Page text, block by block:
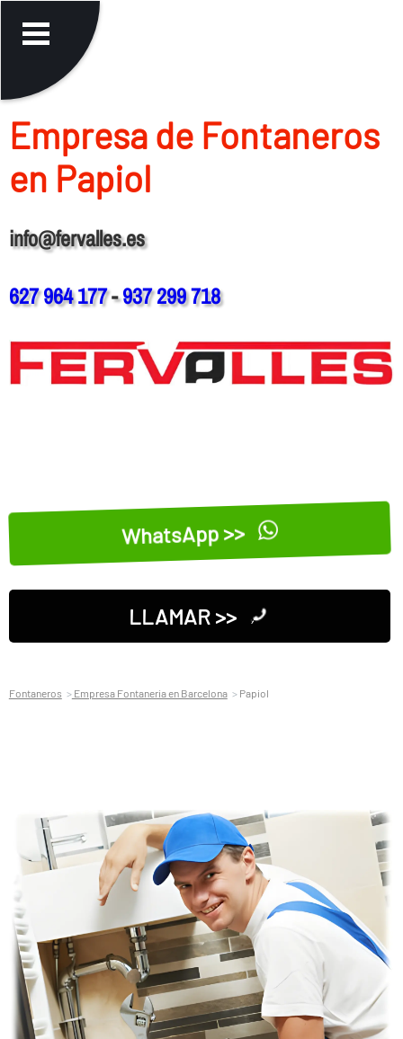
Empresa de Fontaneros
en Papiol
info@fervalles.es
627 964 177-937 299 718
WhatsApp >>
LLAMAR >>
Fontaneros Empresa Fontaneria en Barcelona Papiol